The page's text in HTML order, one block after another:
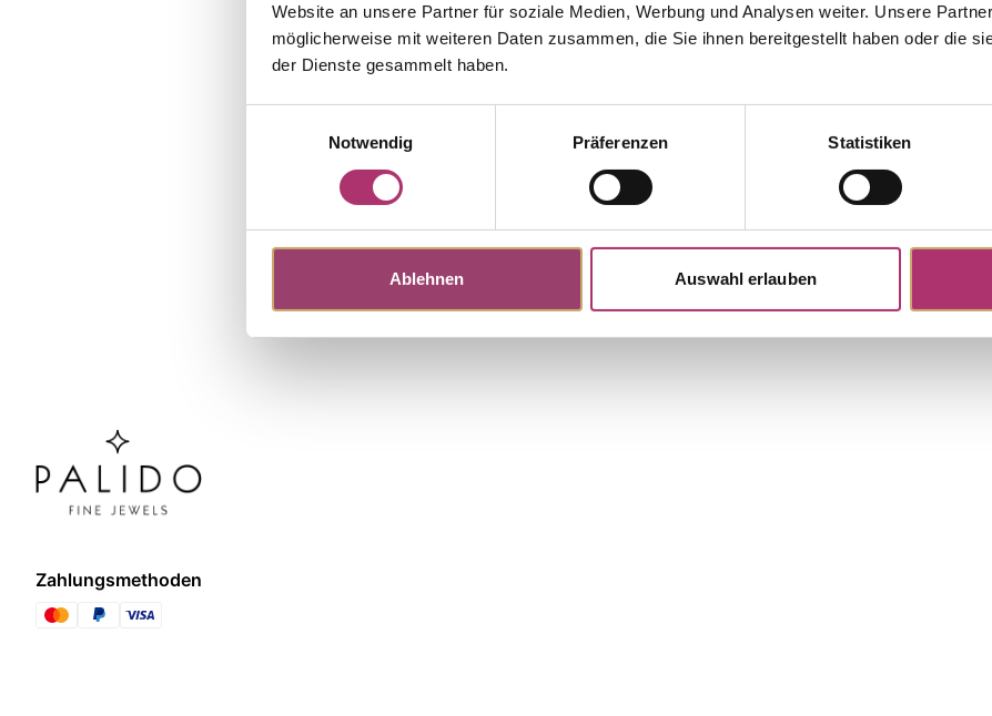
Website an unsere Partner für soziale Medien, Werbung und Analysen weiter. Unsere
möglicherweise mit weiteren Daten zusammen, die Sie ihnen bereitgestellt haben oder die
der Dienste gesammelt haben.
Notwendig
Präferenzen Statistiken
Ablehnen Auswahl erlauben
Weitere Stücke entdecken.
Zahlungsmethoden